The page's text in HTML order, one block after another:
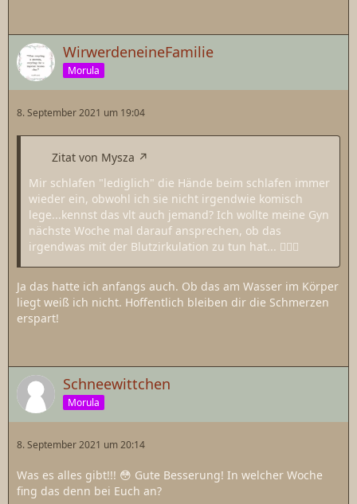
WirwerdeneineFamilie
Morula
8. September 2021 um 19:04
Zitat von Mysza
Mir schlafen "lediglich" die Hände beim schlafen immer
wieder ein, obwohl ich sie nicht irgendwie komisch
lege...kennst das vlt auch jemand? Ich wollte meine Gyn
nächste Woche mal darauf ansprechen, ob das
irgendwas mit der Blutzirkulation zu tun hat... 🤷🏻‍♀️
Ja das hatte ich anfangs auch. Ob das am Wasser im Körper
liegt weiß ich nicht. Hoffentlich bleiben dir die Schmerzen
erspart!
Schneewittchen
Morula
8. September 2021 um 20:14
Was es alles gibt!!! 😳 Gute Besserung! In welcher Woche
fing das denn bei Euch an?